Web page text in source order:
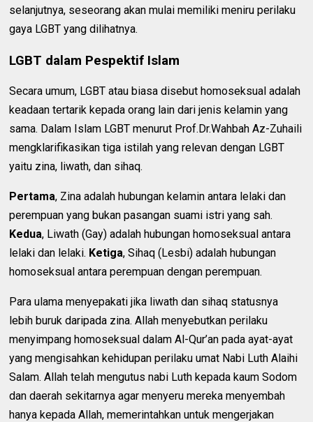
selanjutnya, seseorang akan mulai memiliki meniru perilaku
gaya LGBT yang dilihatnya.
LGBT dalam Pespektif Islam
Secara umum, LGBT atau biasa disebut homoseksual adalah
keadaan tertarik kepada orang lain dari jenis kelamin yang
sama. Dalam Islam LGBT menurut Prof.Dr.Wahbah Az-Zuhaili
mengklarifikasikan tiga istilah yang relevan dengan LGBT
yaitu zina, liwath, dan sihaq.
Pertama, Zina adalah hubungan kelamin antara lelaki dan
perempuan yang bukan pasangan suami istri yang sah.
Kedua, Liwath (Gay) adalah hubungan homoseksual antara
lelaki dan lelaki. Ketiga, Sihaq (Lesbi) adalah hubungan
homoseksual antara perempuan dengan perempuan.
Para ulama menyepakati jika liwath dan sihaq statusnya
lebih buruk daripada zina. Allah menyebutkan perilaku
menyimpang homoseksual dalam Al-Qur’an pada ayat-ayat
yang mengisahkan kehidupan perilaku umat Nabi Luth Alaihi
Salam. Allah telah mengutus nabi Luth kepada kaum Sodom
dan daerah sekitarnya agar menyeru mereka menyembah
hanya kepada Allah, memerintahkan untuk mengerjakan